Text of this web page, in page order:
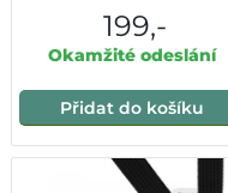
199,-
Okamžité odeslání
Přidat do košíku